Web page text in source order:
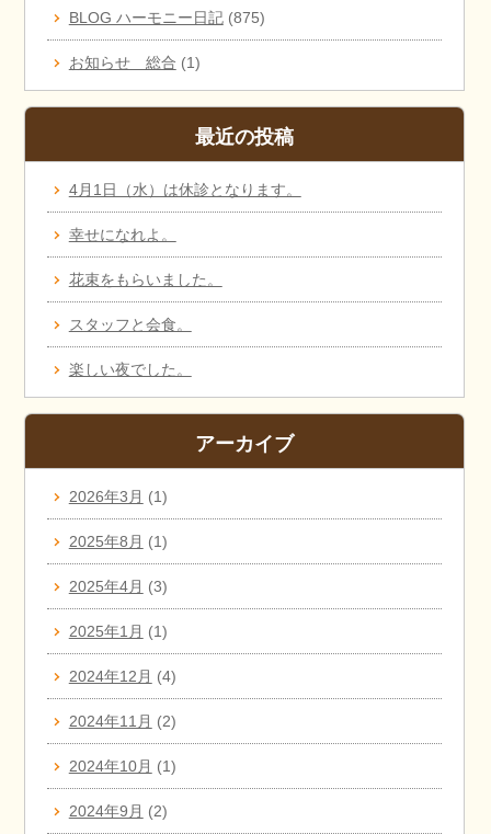
BLOG ハーモニー日記(875)
お知らせ 総合 (1)
最近の投稿
4月1日（水）は休診となります。
幸せになれよ。
花束をもらいました。
スタッフと会食。
楽しい夜でした。
アーカイブ
2026年3月 (1)
2025年8月 (1)
2025年4月 (3)
2025年1月 (1)
2024年12月 (4)
2024年11月 (2)
2024年10月 (1)
2024年9月 (2)